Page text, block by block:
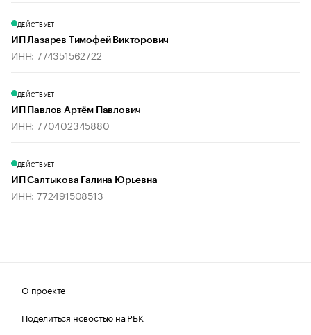
ДЕЙСТВУЕТ
ИП Лазарев Тимофей Викторович
ИНН: 774351562722
ДЕЙСТВУЕТ
ИП Павлов Артём Павлович
ИНН: 770402345880
ДЕЙСТВУЕТ
ИП Салтыкова Галина Юрьевна
ИНН: 772491508513
О проекте
Поделиться новостью на РБК